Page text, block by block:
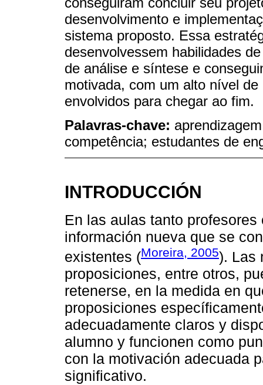
desenvolvimento e
sistema proposto. Essa
desenvolvessem habilidades
de análise e síntese e
motivada, com um alto nível
envolvidos para chegar ao fim.
Palavras-chave:
competência; estudantes de
INTRODUCCIÓN
En las aulas tanto
información nueva que se
existentes (Moreira, 2005). Las
proposiciones, entre otros,
retenerse, en la medida en
proposiciones
adecuadamente claros y
alumno y funcionen como
con la motivación adecuada
significativo.